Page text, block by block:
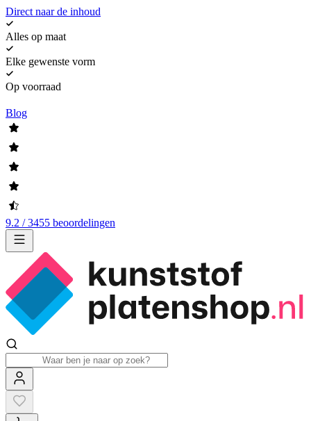
Direct naar de inhoud
Alles op maat
Elke gewenste vorm
Op voorraad
Blog
9.2 / 3455 beoordelingen